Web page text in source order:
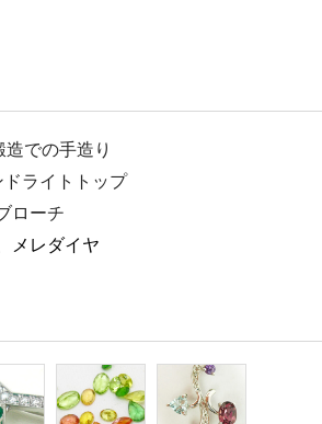
での手造り
ドライトトップ
ローチ
メレダイヤ